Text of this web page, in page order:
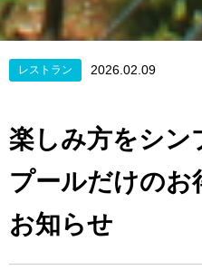
レストラン 2026.02.09
楽しみ方をシン
プールだけのお
お知らせ